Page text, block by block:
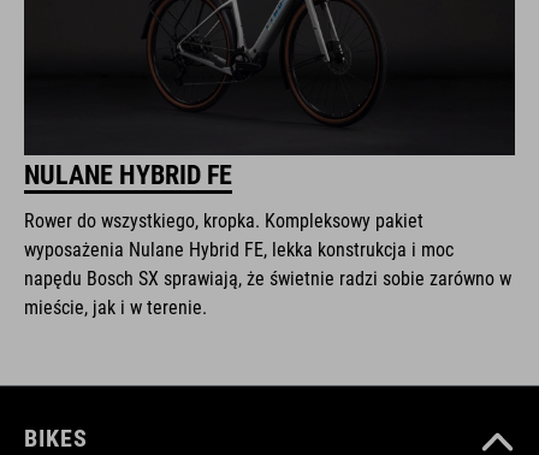
NULANE HYBRID FE
Rower do wszystkiego, kropka. Kompleksowy pakiet
wyposażenia Nulane Hybrid FE, lekka konstrukcja i moc
napędu Bosch SX sprawiają, że świetnie radzi sobie zarówno w
mieście, jak i w terenie.
BIKES